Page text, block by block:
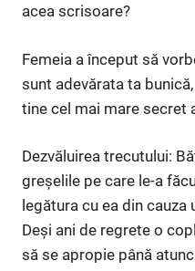
acea scrisoare?
Femeia a început să
sunt adevărata ta
tine cel mai mare secret
Dezvăluirea trecutului:
greșelile pe care le-a
legătura cu ea din
Deși ani de regrete o
să se apropie până